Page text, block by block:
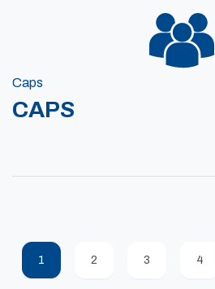
Caps
CAPS
1 2 3 4